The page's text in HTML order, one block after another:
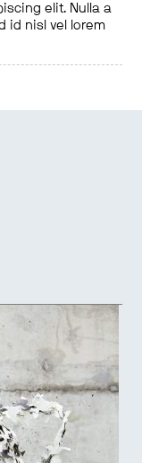
elit. Nulla a
id nisl vel lorem